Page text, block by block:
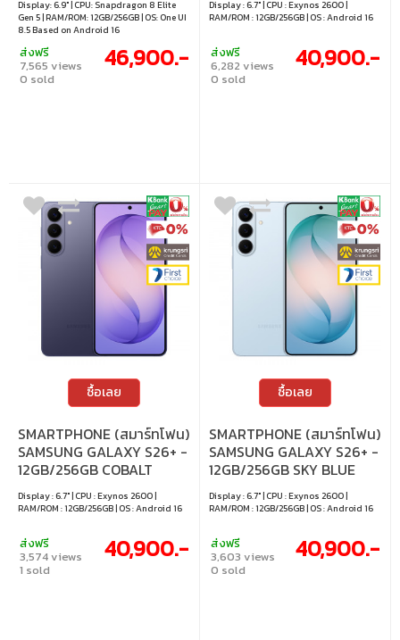
Display: 6.9" | CPU: Snapdragon 8 Elite
Gen 5 | RAM/ROM: 12GB/256GB | OS: One UI
8.5 Based on Android 16
ส่งฟรี
7,565 views
0 sold
46,900.-
Display : 6.7" | CPU : Exynos 2600 |
RAM/ROM : 12GB/256GB | OS : Android 16
ส่งฟรี
6,282 views
0 sold
40,900.-
ซื้อเลย
SMARTPHONE (สมาร์ทโฟน)
SAMSUNG GALAXY S26+ -
12GB/256GB COBALT
VIOLET
Display : 6.7" | CPU : Exynos 2600 |
RAM/ROM : 12GB/256GB | OS : Android 16
ส่งฟรี
3,574 views
1 sold
40,900.-
ซื้อเลย
SMARTPHONE (สมาร์ทโฟน)
SAMSUNG GALAXY S26+ -
12GB/256GB SKY BLUE
Display : 6.7" | CPU : Exynos 2600 |
RAM/ROM : 12GB/256GB | OS : Android 16
ส่งฟรี
3,603 views
0 sold
40,900.-